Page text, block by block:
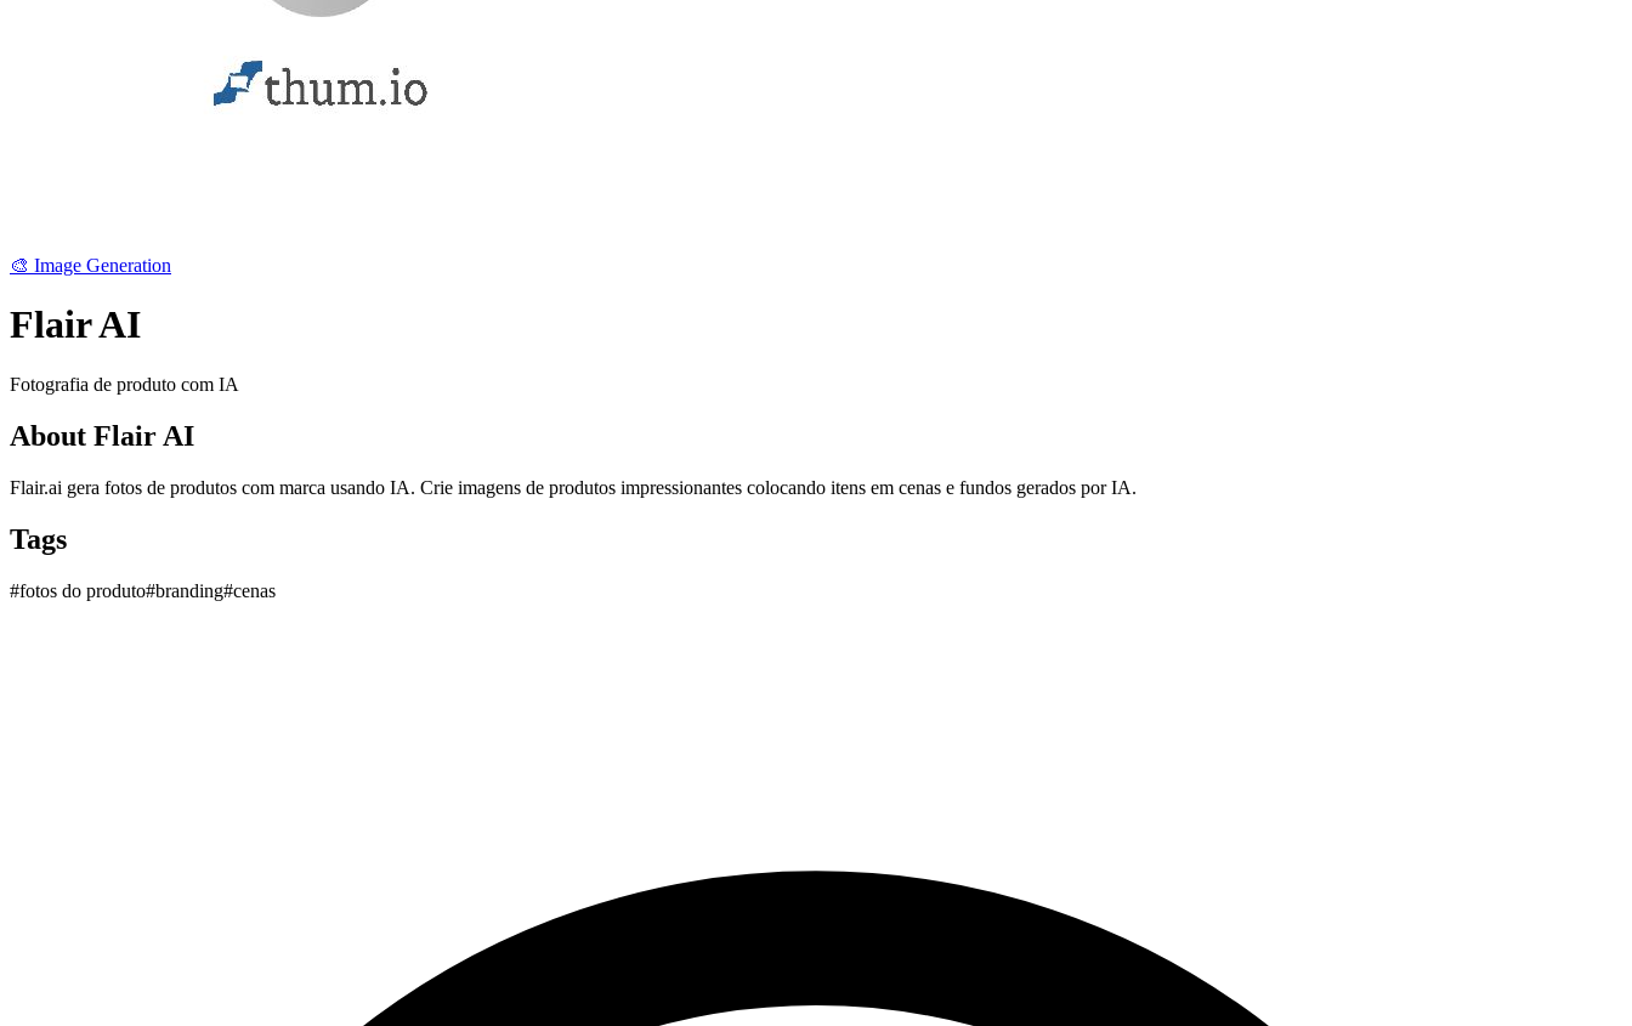
🎨 Image Generation
Flair AI
Fotografia de produto com IA
About Flair AI
Flair.ai gera fotos de produtos com marca usando IA. Crie imagens de produtos impressionantes colocando itens em cenas e fundos gerados por IA.
Tags
#fotos do produto#branding#cenas